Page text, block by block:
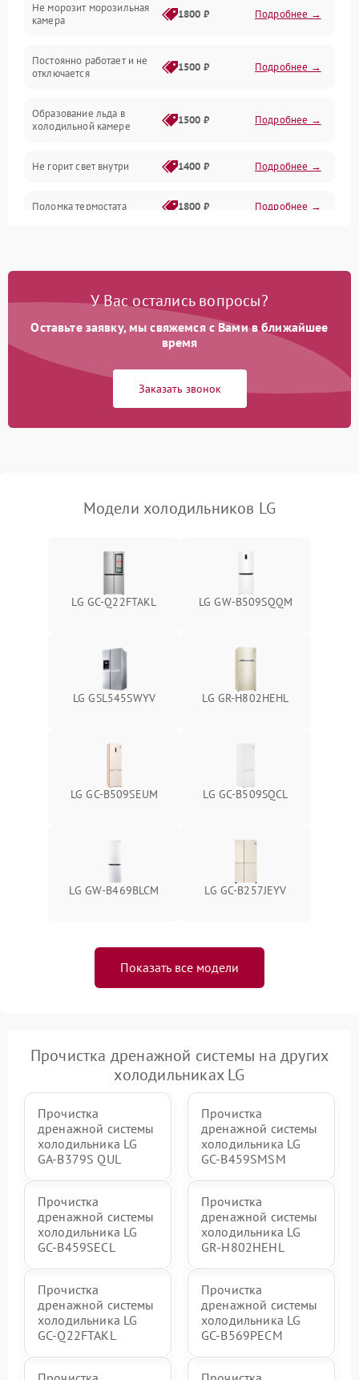
Дренаж
Не морозит морозильная
камера
1800 ₽ Подробнее →
Постоянно работает и не
отключается
1500 ₽ Подробнее →
Образование льда в
холодильной камере
1500 ₽ Подробнее →
Не горит свет внутри 1400 ₽ Подробнее →
Поломка термостата 1800 ₽ Подробнее →
Образование конденсата
1800 ₽ Подробнее →
Сбой в работе инвертора
работе
2000 ₽ Подробнее →
У Вас остались вопросы?
Оставьте заявку, мы свяжемся с Вами в ближайшее
время
Заказать звонок
Модели холодильников LG
LG GC-Q22FTAKL LG GW-B509SQQM
LG GSL545SWYV LG GR-H802HEHL
LG GC-B509SEUM LG GC-B509SQCL
LG GW-B469BLCM LG GC-B257JEYV
Показать все модели
Прочистка дренажной системы на других
холодильниках LG
Прочистка
дренажной системы
холодильника LG
GA-B379S QUL
Прочистка
дренажной системы
холодильника LG
GC-B459SMSM
Прочистка
дренажной системы
холодильника LG
GC-B459SECL
Прочистка
дренажной системы
холодильника LG
GR-H802HEHL
Прочистка
дренажной системы
холодильника LG
GC-Q22FTAKL
Прочистка
дренажной системы
холодильника LG
GC-B569PECM